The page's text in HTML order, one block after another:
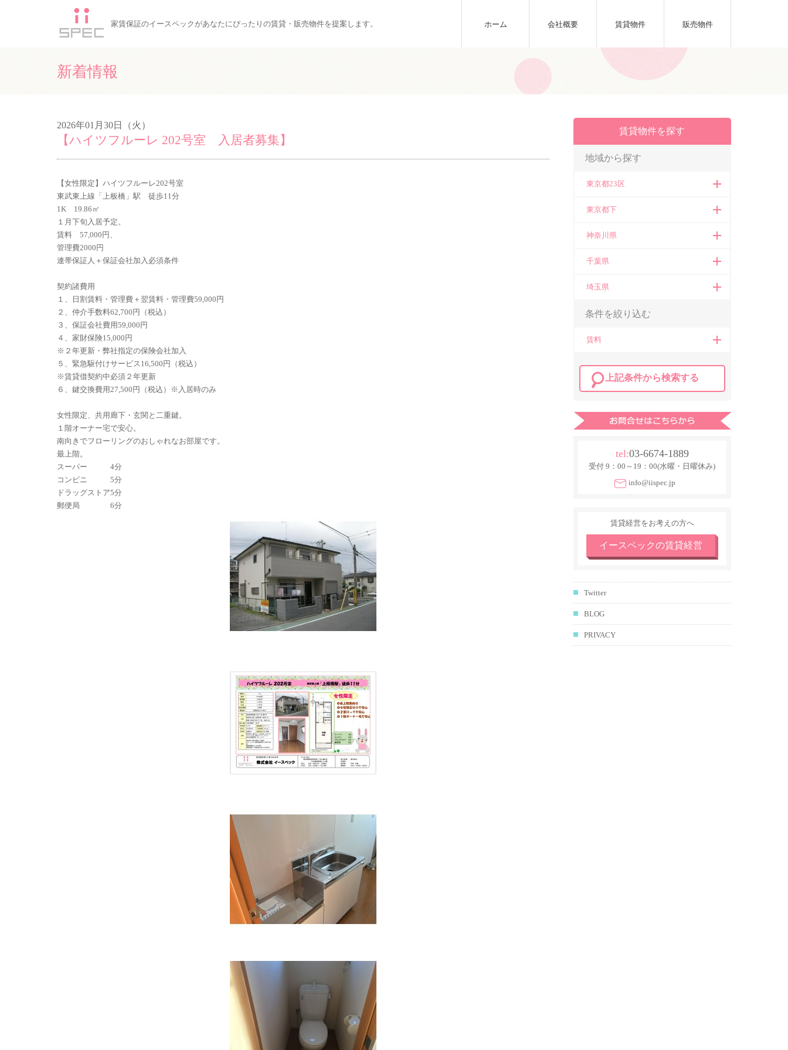
家賃保証のイースペックがあなたにぴったりの賃貸・販売物件を提案します。 ホーム 会社概要 賃貸物件 販売物件
新着情報
2026年01月30日（火）
【ハイツフルーレ 202号室 入居者募集】
【女性限定】ハイツフルーレ202号室
東武東上線「上板橋」駅 徒歩11分
1K 19.86㎡
１月下旬入居予定。
賃料 57,000円、
管理費2000円
連帯保証人＋保証会社加入必須条件
契約諸費用
１、日割賃料・管理費＋翌賃料・管理費59,000円
２、仲介手数料62,700円（税込）
３、保証会社費用59,000円
４、家財保険15,000円
※２年更新・弊社指定の保険会社加入
５、緊急駆付けサービス16,500円（税込）
※賃貸借契約中必須２年更新
６、鍵交換費用27,500円（税込）※入居時のみ
女性限定、共用廊下・玄関と二重鍵。
１階オーナー宅で安心。
南向きでフローリングのおしゃれなお部屋です。
最上階。
スーパー 4分
コンビニ 5分
ドラッグストア5分
郵便局 6分
賃貸物件を探す
地域から探す
東京都23区
東京都下
神奈川県
千葉県
埼玉県
条件を絞り込む
賃料
上記条件から検索する
tel:03-6674-1889
受付 9：00～19：00(水曜・日曜休み)
info@iispec.jp
賃貸経営をお考えの方へ
イースペックの賃貸経営
Twitter
BLOG
PRIVACY